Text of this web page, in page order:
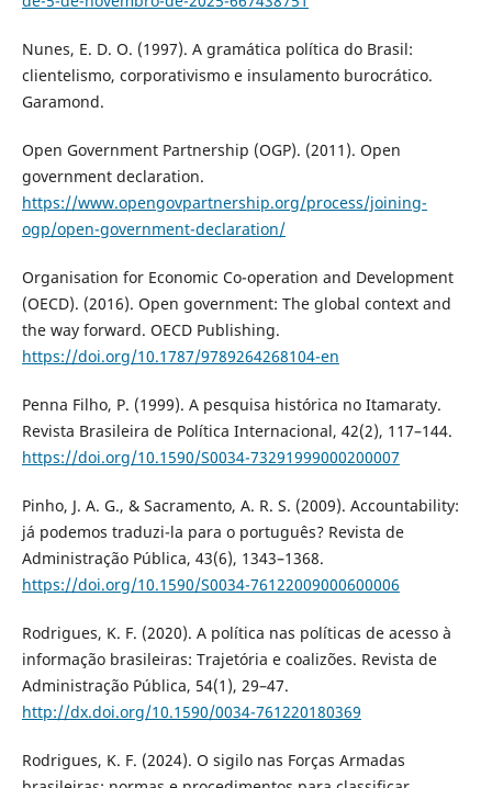
Nunes, E. D. O. (1997). A gramática política do Brasil:
clientelismo, corporativismo e insulamento burocrático.
Garamond.
Open Government Partnership (OGP). (2011). Open
government declaration.
https://www.opengovpartnership.org/process/joining-
ogp/open-government-declaration/
Organisation for Economic Co-operation and Development
(OECD). (2016). Open government: The global context and
the way forward. OECD Publishing.
https://doi.org/10.1787/9789264268104-en
Penna Filho, P. (1999). A pesquisa histórica no Itamaraty.
Revista Brasileira de Política Internacional, 42(2), 117–144.
https://doi.org/10.1590/S0034-73291999000200007
Pinho, J. A. G., & Sacramento, A. R. S. (2009). Accountability:
já podemos traduzi-la para o português? Revista de
Administração Pública, 43(6), 1343–1368.
https://doi.org/10.1590/S0034-76122009000600006
Rodrigues, K. F. (2020). A política nas políticas de acesso à
informação brasileiras: Trajetória e coalizões. Revista de
Administração Pública, 54(1), 29–47.
http://dx.doi.org/10.1590/0034-761220180369
Rodrigues, K. F. (2024). O sigilo nas Forças Armadas